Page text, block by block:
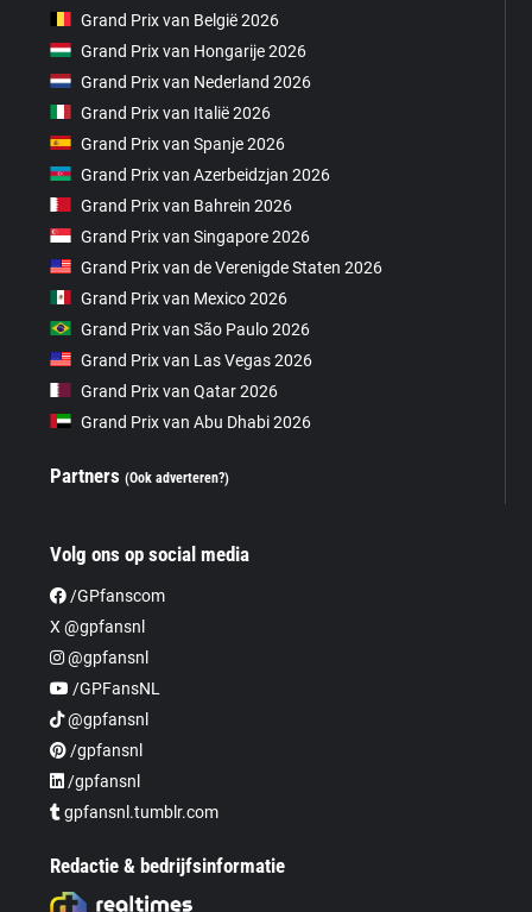
Grand Prix van België 2026
Grand Prix van Hongarije 2026
Grand Prix van Nederland 2026
Grand Prix van Italië 2026
Grand Prix van Spanje 2026
Grand Prix van Azerbeidzjan 2026
Grand Prix van Bahrein 2026
Grand Prix van Singapore 2026
Grand Prix van de Verenigde Staten 2026
Grand Prix van Mexico 2026
Grand Prix van São Paulo 2026
Grand Prix van Las Vegas 2026
Grand Prix van Qatar 2026
Grand Prix van Abu Dhabi 2026
Partners(Ook adverteren?)
Volg ons op social media
/GPfanscom
X @gpfansnl
@gpfansnl
/GPFansNL
@gpfansnl
/gpfansnl
/gpfansnl
gpfansnl.tumblr.com
Redactie & bedrijfsinformatie